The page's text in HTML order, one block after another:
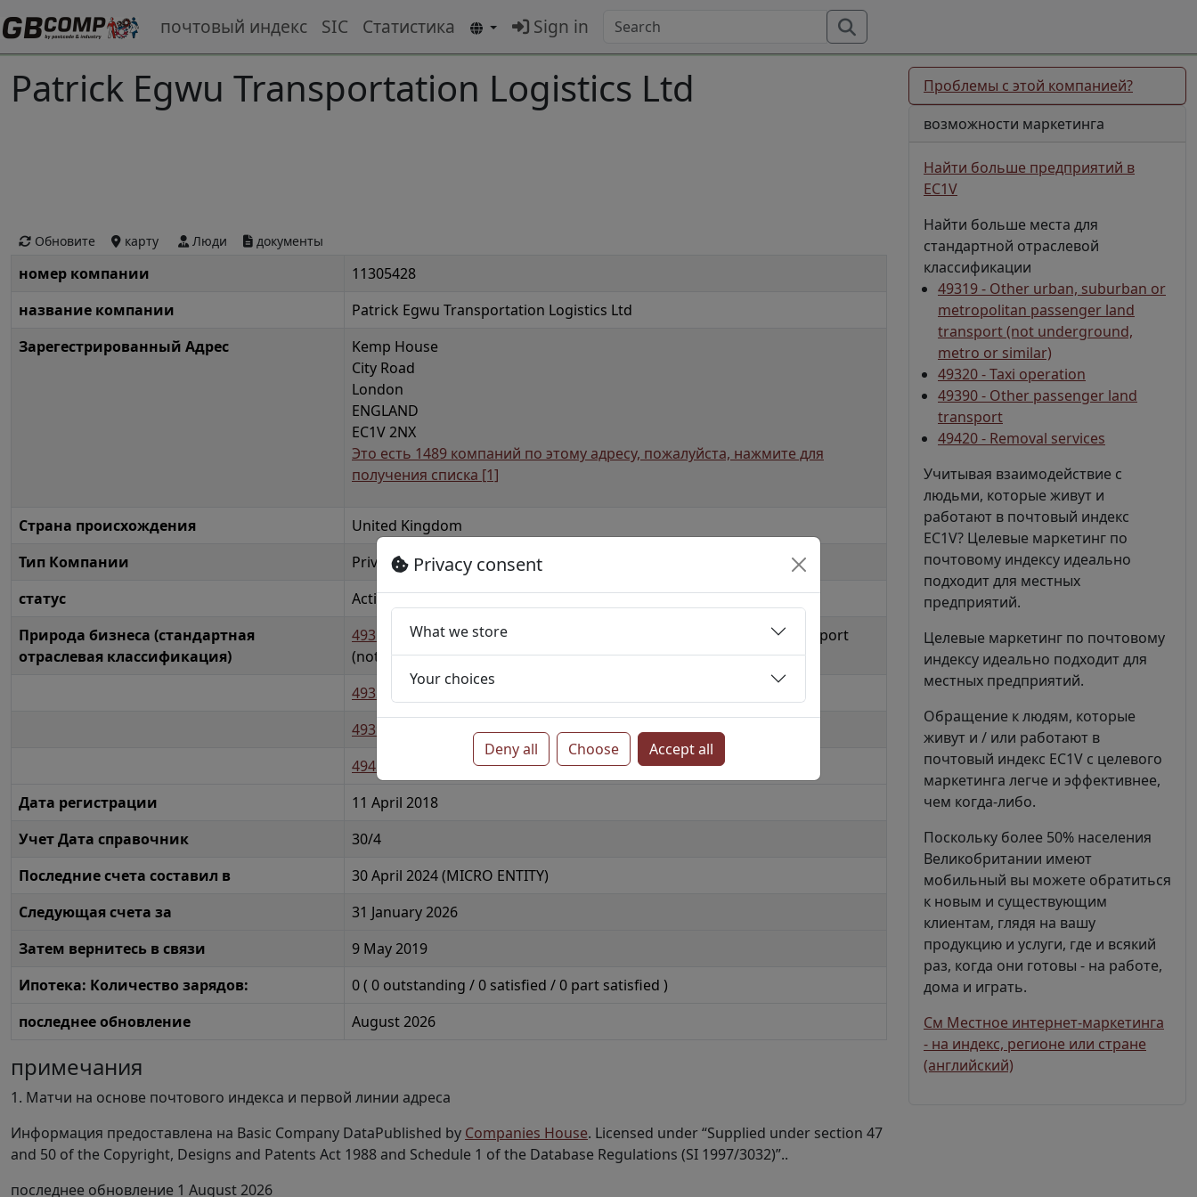
почтовый индекс SIC Статистика Sign in
Patrick Egwu Transportation Logistics Ltd
Обновите карту Люди документы
номер компании
11305428
название компании
Patrick Egwu Transportation Logistics Ltd
Зарегестрированный Адрес
Kemp House
City Road
London
ENGLAND
EC1V 2NX
Это есть 1489 компаний по этому адресу, пожалуйста, нажмите для
получения списка [1]
Страна происхождения
United Kingdom
Тип Компании
Private Limited Company
статус
Active - Proposal to Strike off
Природа бизнеса (стандартная
отраслевая классификация)
49319
- Other urban, suburban or metropolitan passenger land transport
(not underground, metro or similar)
49320
49390
- Other passenger land transport
49420
- Removal services
Дата регистрации
11 April 2018
Учет Дата справочник
30/4
Последние счета составил в
30 April 2024 (MICRO ENTITY)
Следующая счета за
31 January 2026
Затем вернитесь в связи
9 May 2019
Ипотека: Количество зарядов:
0( 0 outstanding /0 satisfied /0 part satisfied )
последнее обновление
August 2026
примечания
1. Матчи на основе почтового индекса и первой линии адреса
Информация предоставлена на Basic Company DataPublished by Companies House. Licensed under “Supplied under section 47
and 50 of the Copyright, Designs and Patents Act 1988 and Schedule 1 of the Database Regulations (SI 1997/3032)”..
последнее обновление 1 August 2026
Проблемы с этой компанией?
возможности маркетинга
Найти больше предприятий в
EC1V
Найти больше места для
стандартной отраслевой
классификации
49319 - Other urban, suburban or
metropolitan passenger land
transport (not underground,
metro or similar)
49320 - Taxi operation
49390 - Other passenger land
transport
49420 - Removal services
Учитывая взаимодействие с
людьми, которые живут и
работают в почтовый индекс
EC1V? Целевые маркетинг по
почтовому индексу идеально
подходит для местных
предприятий.
Целевые маркетинг по почтовому
индексу идеально подходит для
местных предприятий.
Обращение к людям, которые
живут и / или работают в
почтовый индекс EC1V с целевого
маркетинга легче и эффективнее,
чем когда-либо.
Поскольку более 50% населения
Великобритании имеют
мобильный вы можете обратиться
к новым и существующим
клиентам, глядя на вашу
продукцию и услуги, где и всякий
раз, когда они готовы - на работе,
дома и играть.
См Местное интернет-маркетинга
- на индекс, регионе или стране
(английский)
Privacy consent
What we store
Your choices
Deny all Choose Accept all